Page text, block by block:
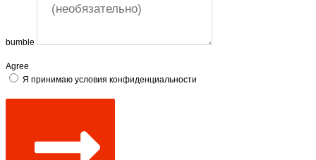
bumble
Agree
Я принимаю условия конфиденциальности